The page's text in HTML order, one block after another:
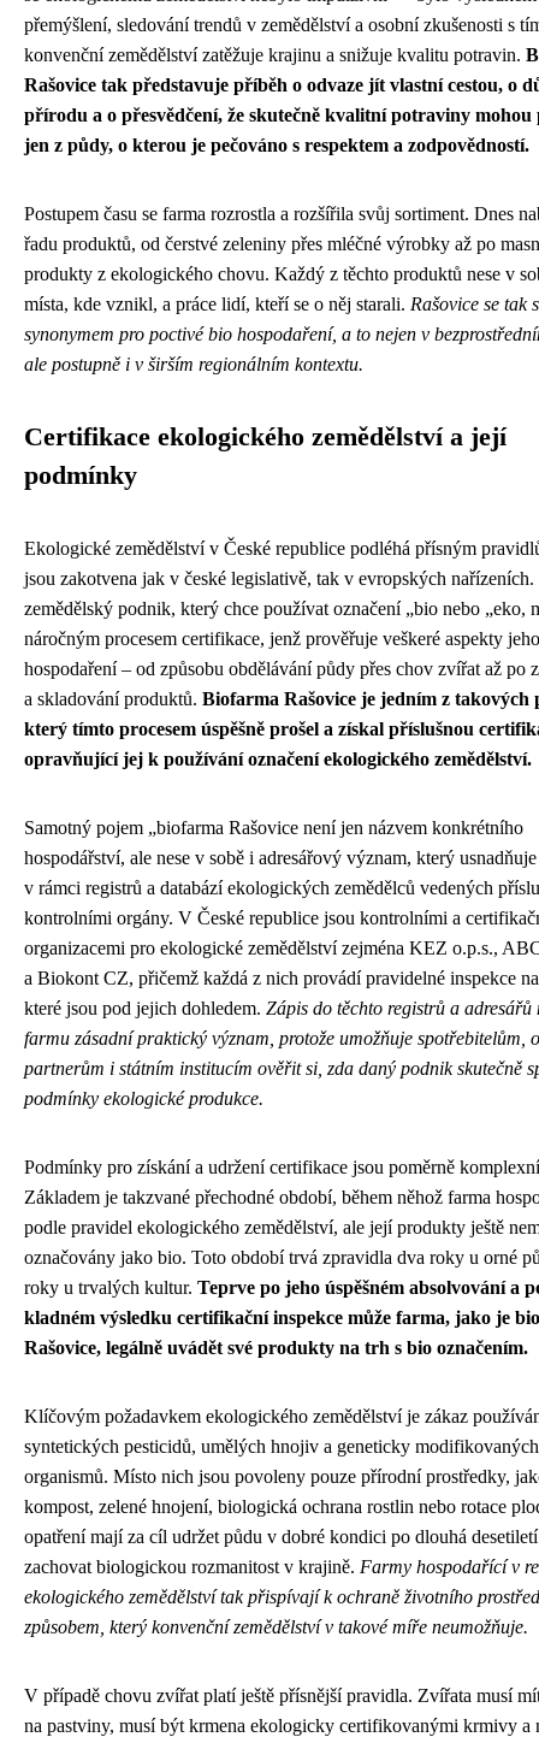
přemýšlení, sledování trendů v zemědělství a osobní zkušenosti s
konvenční zemědělství zatěžuje krajinu a snižuje kvalitu potravin.
Rašovice tak představuje příběh o odvaze jít vlastní cestou, o
přírodu a o přesvědčení, že skutečně kvalitní potraviny mohou
jen z půdy, o kterou je pečováno s respektem a zodpovědností.
Postupem času se farma rozrostla a rozšířila svůj sortiment. Dnes
řadu produktů, od čerstvé zeleniny přes mléčné výrobky až po
produkty z ekologického chovu. Každý z těchto produktů nese v
místa, kde vznikl, a práce lidí, kteří se o něj starali. Rašovice se tak
synonymem pro poctivé bio hospodaření, a to nejen v
ale postupně i v širším regionálním kontextu.
Certifikace ekologického zemědělství a její
podmínky
Ekologické zemědělství v České republice podléhá přísným
jsou zakotvena jak v české legislativě, tak v evropských
zemědělský podnik, který chce používat označení „bio nebo „eko,
náročným procesem certifikace, jenž prověřuje veškeré aspekty jeho
hospodaření – od způsobu obdělávání půdy přes chov zvířat až po
a skladování produktů. Biofarma Rašovice je jedním z takových
který tímto procesem úspěšně prošel a získal příslušnou
opravňující jej k používání označení ekologického zemědělství.
Samotný pojem „biofarma Rašovice není jen názvem konkrétního
hospodářství, ale nese v sobě i adresářový význam, který
v rámci registrů a databází ekologických zemědělců vedených
kontrolními orgány. V České republice jsou kontrolními a
organizacemi pro ekologické zemědělství zejména KEZ o.p.s.,
a Biokont CZ, přičemž každá z nich provádí pravidelné inspekce
které jsou pod jejich dohledem. Zápis do těchto registrů a adresářů
farmu zásadní praktický význam, protože umožňuje spotřebitelům,
partnerům i státním institucím ověřit si, zda daný podnik skutečně
podmínky ekologické produkce.
Podmínky pro získání a udržení certifikace jsou poměrně
Základem je takzvané přechodné období, během něhož farma
podle pravidel ekologického zemědělství, ale její produkty ještě
označovány jako bio. Toto období trvá zpravidla dva roky u orné
roky u trvalých kultur. Teprve po jeho úspěšném absolvování a
kladném výsledku certifikační inspekce může farma, jako je
Rašovice, legálně uvádět své produkty na trh s bio označením.
Klíčovým požadavkem ekologického zemědělství je zákaz
syntetických pesticidů, umělých hnojiv a geneticky modifikovaných
organismů. Místo nich jsou povoleny pouze přírodní prostředky,
kompost, zelené hnojení, biologická ochrana rostlin nebo rotace
opatření mají za cíl udržet půdu v dobré kondici po dlouhá
zachovat biologickou rozmanitost v krajině. Farmy hospodařící v
ekologického zemědělství tak přispívají k ochraně životního
způsobem, který konvenční zemědělství v takové míře neumožňuje.
V případě chovu zvířat platí ještě přísnější pravidla. Zvířata musí
na pastviny, musí být krmena ekologicky certifikovanými krmivy a